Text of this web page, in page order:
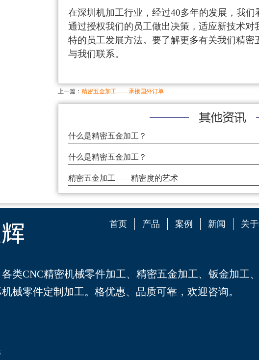
在深圳机加工行业，经过40多年的发展，我们
通过授权我们的员工做出决策，适应新技术对
特的员工发展方法。要了解更多有关我们精密
与我们联系。
上一篇： 精密五金加工——承接国外订单
什么是精密五金加工？
什么是精密五金加工？
精密五金加工——精密度的艺术
首页 产品 案例 新闻 关
类CNC精密机械零件加工、 精密五金加工、 钣金加工、
械零件定制加工。格优惠、品质可靠，欢迎咨询。